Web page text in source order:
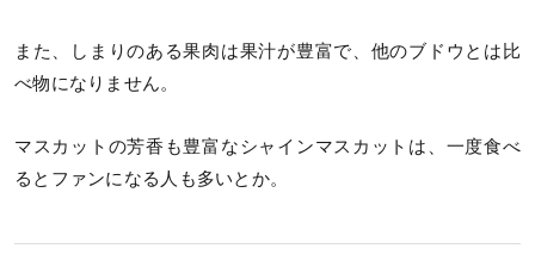
また、しまりのある果肉は果汁が豊富で、他のブドウとは比
べ物になりません。
マスカットの芳香も豊富なシャインマスカットは、一度食べ
るとファンになる人も多いとか。